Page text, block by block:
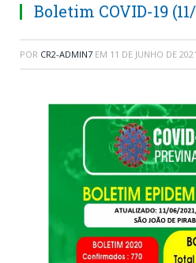
Boletim COVID-19
POR CR2-ADMIN7 EM 11 DE JUNHO DE 2021